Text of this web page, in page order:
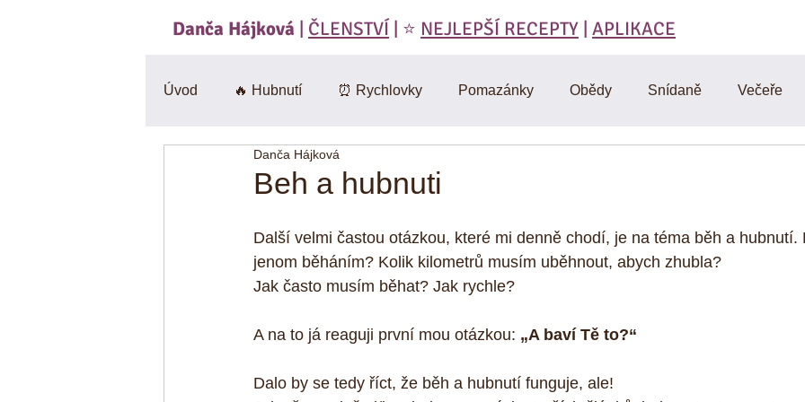
Danča Hájková | ČLENSTVÍ | ⭐️ NEJLEPŠÍ RECEPTY | APLIKACE
Úvod 🔥 Hubnutí ⏰ Rychlovky Pomazánky Obědy Snídaně Večeře
🍄 Houby
BEZlepkové 🎃 Dýně RAW Cviceni a hubnuti Denik D-články
Mák Bez mouky
Beh a hubnuti
Danča Hájková
Další velmi častou otázkou, které mi denně chodí, je na téma běh a hubnutí.
jenom běháním? Kolik kilometrů musím uběhnout, abych zhubla?
Jak často musím běhat? Jak rychle?
A na to já reaguji první mou otázkou: „A baví Tě to?“
Dalo by se tedy říct, že běh a hubnutí funguje, ale!